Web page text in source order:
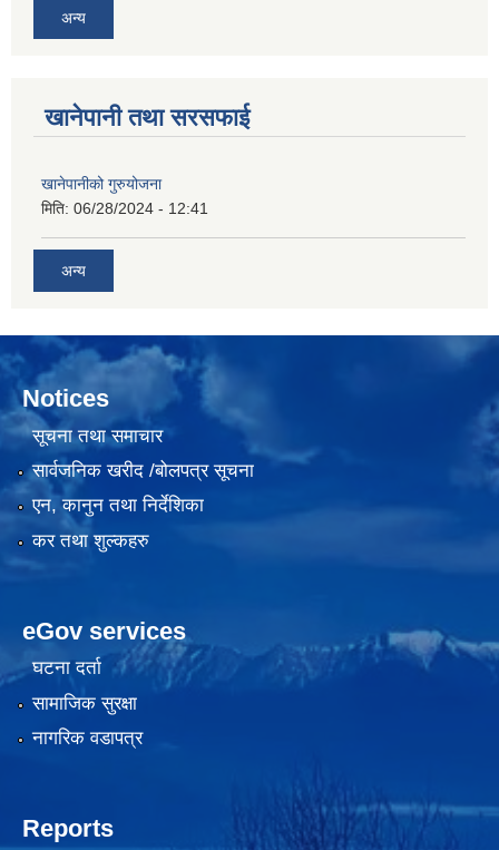
अन्य
खानेपानी तथा सरसफाई
खानेपानीको गुरुयोजना
मिति: 06/28/2024 - 12:41
अन्य
Notices
सूचना तथा समाचार
सार्वजनिक खरीद /बोलपत्र सूचना
एन, कानुन तथा निर्देशिका
कर तथा शुल्कहरु
eGov services
घटना दर्ता
सामाजिक सुरक्षा
नागरिक वडापत्र
Reports